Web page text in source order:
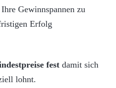
Gewinnspannen zu
Erfolg
festdamit sich
lohnt.